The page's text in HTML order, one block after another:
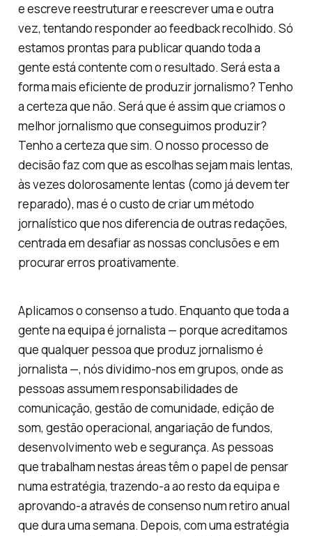
e escreve reestruturar e reescrever uma e outra
vez, tentando responder ao feedback recolhido. Só
estamos prontas para publicar quando toda a
gente está contente com o resultado. Será esta a
forma mais eficiente de produzir jornalismo? Tenho
a certeza que não. Será que é assim que criamos o
melhor jornalismo que conseguimos produzir?
Tenho a certeza que sim. O nosso processo de
decisão faz com que as escolhas sejam mais lentas,
às vezes dolorosamente lentas (como já devem ter
reparado), mas é o custo de criar um método
jornalístico que nos diferencia de outras redações,
centrada em desafiar as nossas conclusões e em
procurar erros proativamente.
Aplicamos o consenso a tudo. Enquanto que toda a
gente na equipa é jornalista — porque acreditamos
que qualquer pessoa que produz jornalismo é
jornalista —, nós dividimo-nos em grupos, onde as
pessoas assumem responsabilidades de
comunicação, gestão de comunidade, edição de
som, gestão operacional, angariação de fundos,
desenvolvimento web e segurança. As pessoas
que trabalham nestas áreas têm o papel de pensar
numa estratégia, trazendo-a ao resto da equipa e
aprovando-a através de consenso num retiro anual
que dura uma semana. Depois, com uma estratégia